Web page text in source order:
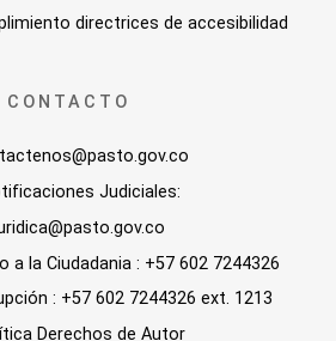
directrices de accesibilidad
CONTACTO
Judiciales:
a la Ciudadania : +57 602 7244326
: +57 602 7244326 ext. 1213
Derechos de Autor